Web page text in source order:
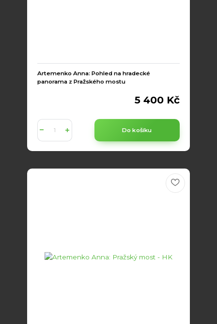
Artemenko Anna: Pohled na hradecké
panorama z Pražského mostu
5 400 Kč
Do košíku